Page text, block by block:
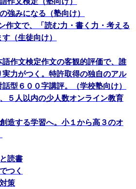
強みになる（塾向け）
作文で、「読む力・書く力・考える
（生徒向け）
作文検定作文の客観的評価で、誰
力がつく。特許取得の独自のアル
型６００字講評。（学校塾向け）
５人以内の少人数オンライン教育
造する学習へ。小１から高３のオ
読書
つく
策